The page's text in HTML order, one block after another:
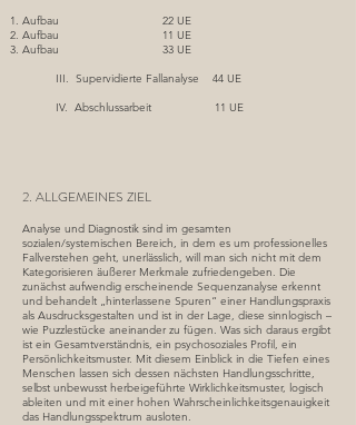
Aufbau 22 UE
Aufbau 11 UE
Aufbau 33 UE
III. Supervidierte Fallanalyse 44 UE
IV. Abschlussarbeit 11 UE
2. ALLGEMEINES ZIEL
Analyse und Diagnostik sind im gesamten
sozialen/systemischen Bereich, in dem es um professionelles
Fallverstehen geht, unerlässlich, will man sich nicht mit dem
Kategorisieren äußerer Merkmale zufriedengeben. Die
zunächst aufwendig erscheinende Sequenzanalyse erkennt
und behandelt „hinterlassene Spuren“ einer Handlungspraxis
als Ausdrucksgestalten und ist in der Lage, diese sinnlogisch –
wie Puzzlestücke aneinander zu fügen. Was sich daraus ergibt
ist ein Gesamtverständnis, ein psychosoziales Profil, ein
Persönlichkeitsmuster. Mit diesem Einblick in die Tiefen eines
Menschen lassen sich dessen nächsten Handlungsschritte,
selbst unbewusst herbeigeführte Wirklichkeitsmuster, logisch
ableiten und mit einer hohen Wahrscheinlichkeitsgenauigkeit
das Handlungsspektrum ausloten.